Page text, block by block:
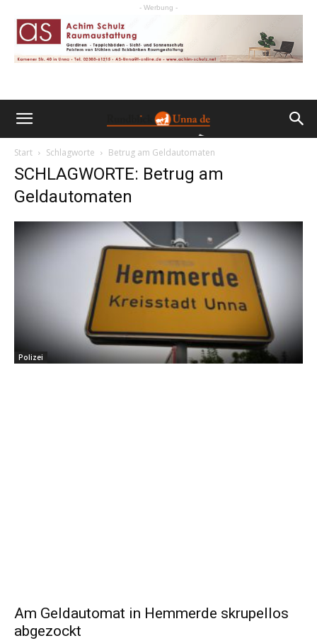
- Werbung -
Start Schlagworte Betrug am Geldautomaten
SCHLAGWORTE: Betrug am
Geldautomaten
Polizei
Am Geldautomat in Hemmerde skrupellos
abgezockt